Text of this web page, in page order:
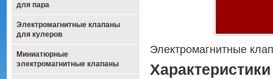
для пара
Электромагнитные клапаны
для кулеров
Миниатюрные
электромагнитные клапаны
Электромагнитные
Характеристики